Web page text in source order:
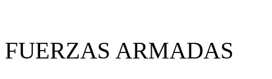
FUERZAS ARMADAS